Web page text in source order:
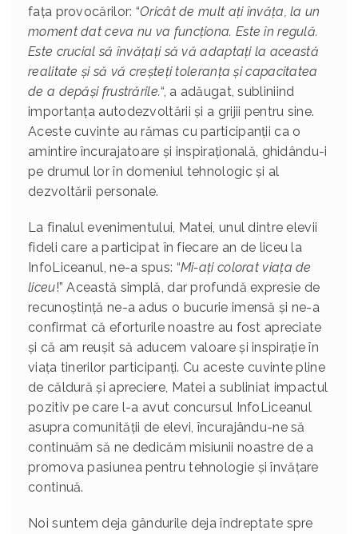
fața provocărilor: “Oricât de mult ați învăța, la un
moment dat ceva nu va funcționa. Este în regulă.
Este crucial să învățați să vă adaptați la această
realitate și să vă creșteți toleranța și capacitatea
de a depăși frustrările.“, a adăugat, subliniind
importanța autodezvoltării și a grijii pentru sine.
Aceste cuvinte au rămas cu participanții ca o
amintire încurajatoare și inspirațională, ghidându-i
pe drumul lor în domeniul tehnologic și al
dezvoltării personale.
La finalul evenimentului, Matei, unul dintre elevii
fideli care a participat în fiecare an de liceu la
InfoLiceanul, ne-a spus: “Mi-ați colorat viața de
liceu!” Această simplă, dar profundă expresie de
recunoștință ne-a adus o bucurie imensă și ne-a
confirmat că eforturile noastre au fost apreciate
și că am reușit să aducem valoare și inspirație în
viața tinerilor participanți. Cu aceste cuvinte pline
de căldură și apreciere, Matei a subliniat impactul
pozitiv pe care l-a avut concursul InfoLiceanul
asupra comunității de elevi, încurajându-ne să
continuăm să ne dedicăm misiunii noastre de a
promova pasiunea pentru tehnologie și învățare
continuă.
Noi suntem deja gândurile deja îndreptate spre